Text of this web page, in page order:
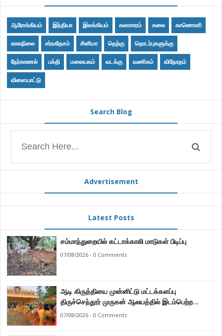
ஆரோக்கியம் இந்தியா இலக்கியம் கலாசாரம் கலை காணொளி
காலநிலை சர்வதேசம் சினிமா தெற்கு தொடர்புகளுக்கு
நேர்காணல் பக்தி மலையகம் வடக்கு வணிகம் விநோதம்
விளையாட்டு
Search Blog
Advertisement
Latest Posts
சம்மாந்துறையில் கட்டாக்காலி மாடுகள் பிடிப்பு
07/08/2026 - 0 Comments
ஆடி கிருத்தியை முன்னிட்டு மட்டக்களப்பு
திருச்செந்தூர் முருகன் ஆலயத்தில் இடம்பெற்ற
பால்குட பவனி 1008 சங்கா ஆபிஷேக நிகழ்வு.
07/08/2026 - 0 Comments